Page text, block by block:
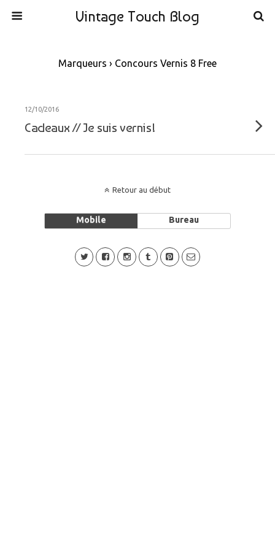
Vintage Touch Blog
Marqueurs › Concours Vernis 8 Free
12/10/2016
Cadeaux // Je suis vernis!
Retour au début
Mobile Bureau